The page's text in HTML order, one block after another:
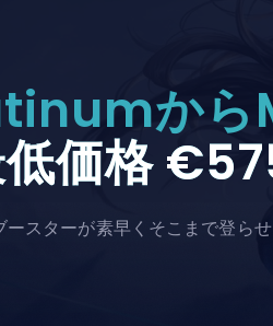
から
価格
スターが素早くそこまで登らせ